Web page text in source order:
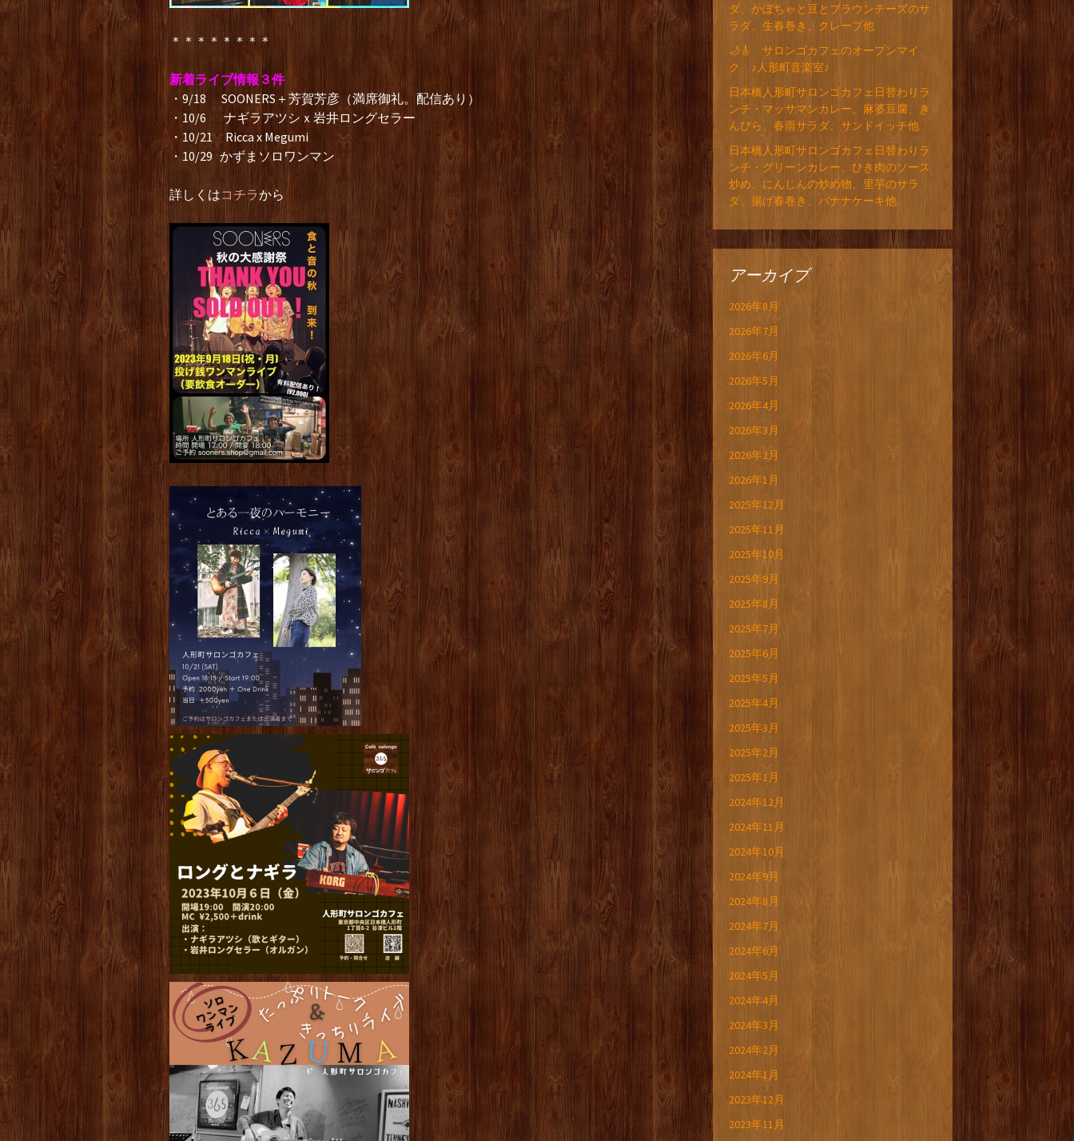
＊＊＊＊＊＊＊＊
新着ライブ情報３件
・9/18 SOONERS＋芳賀芳彦（満席御礼。配信あり）
・10/6 ナギラアツシｘ岩井ロングセラー
・10/21 Ricca x Megumi
・10/29 かずまソロワンマン
詳しくはコチラから
ダ、かぼちゃと豆とブラウンチーズのサ
ラダ、生春巻き、クレープ他
🌙🎸 サロンゴカフェのオープンマイ
ク ♪人形町音楽室♪
日本橋人形町サロンゴカフェ日替わりラ
ンチ・マッサマンカレー、麻婆豆腐、き
んぴら、春雨サラダ、サンドイッチ他
日本橋人形町サロンゴカフェ日替わりラ
ンチ・グリーンカレー、ひき肉のソース
炒め、にんじんの炒め物、里芋のサラ
ダ、揚げ春巻き、バナナケーキ他
アーカイブ
2026年8月
2026年7月
2026年6月
2026年5月
2026年4月
2026年3月
2026年2月
2026年1月
2025年12月
2025年11月
2025年10月
2025年9月
2025年8月
2025年7月
2025年6月
2025年5月
2025年4月
2025年3月
2025年2月
2025年1月
2024年12月
2024年11月
2024年10月
2024年9月
2024年8月
2024年7月
2024年6月
2024年5月
2024年4月
2024年3月
2024年2月
2024年1月
2023年12月
2023年11月